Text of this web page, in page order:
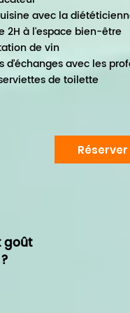
avec la
2H à l'espace bien-être
de vin
d’échanges avec les
de toilette
goût
Réserver